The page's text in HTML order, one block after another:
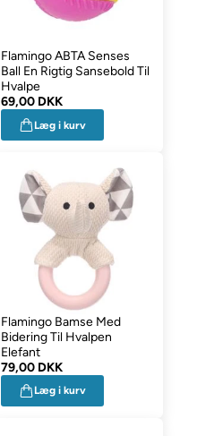
Flamingo ABTA Senses
Ball En Rigtig Sansebold Til
Hvalpe
69,00 DKK
Læg i kurv
Flamingo Bamse Med
Bidering Til Hvalpen
Elefant
79,00 DKK
Læg i kurv